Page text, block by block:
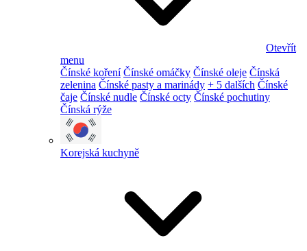
Otevřít
menu
Čínské koření Čínské omáčky Čínské oleje Čínská
zelenina Čínské pasty a marinády + 5 dalších Čínské
čaje Čínské nudle Čínské octy Čínské pochutiny
Čínská rýže
Korejská kuchyně